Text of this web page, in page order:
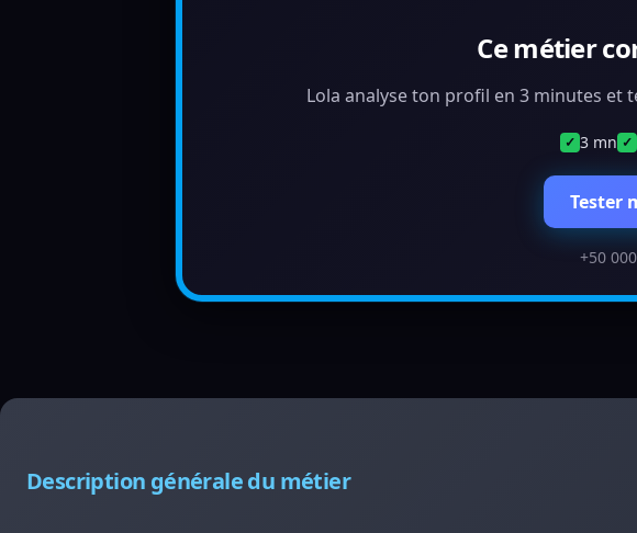
Ce métier
Lola analyse ton profil en 3 minutes et
✓ 3 mn ✓
Tester
+50
Description générale du métier